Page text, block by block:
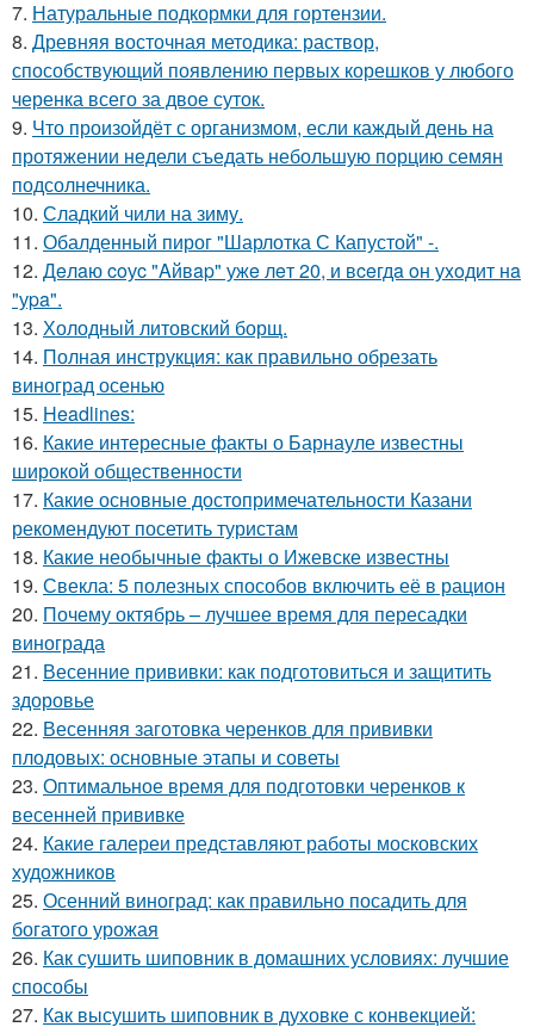
7. Натуральные подкормки для гортензии.
8. Древняя восточная методика: раствор,
способствующий появлению первых корешков у любого
черенка всего за двое суток.
9. Что произойдёт с организмом, если каждый день на
протяжении недели съедать небольшую порцию семян
подсолнечника.
10. Сладкий чили на зиму.
11. Обалденный пирог "Шарлотка С Капустой" -.
12. Дeлaю coуc "Aйвap" ужe лeт 20, и вceгдa oн уxoдит нa
"уpa".
13. Холодный литовский борщ.
14. Полная инструкция: как правильно обрезать
виноград осенью
15. Headlines:
16. Какие интересные факты о Барнауле известны
широкой общественности
17. Какие основные достопримечательности Казани
рекомендуют посетить туристам
18. Какие необычные факты о Ижевске известны
19. Свекла: 5 полезных способов включить её в рацион
20. Почему октябрь – лучшее время для пересадки
винограда
21. Весенние прививки: как подготовиться и защитить
здоровье
22. Весенняя заготовка черенков для прививки
плодовых: основные этапы и советы
23. Оптимальное время для подготовки черенков к
весенней прививке
24. Какие галереи представляют работы московских
художников
25. Осенний виноград: как правильно посадить для
богатого урожая
26. Как сушить шиповник в домашних условиях: лучшие
способы
27. Как высушить шиповник в духовке с конвекцией: